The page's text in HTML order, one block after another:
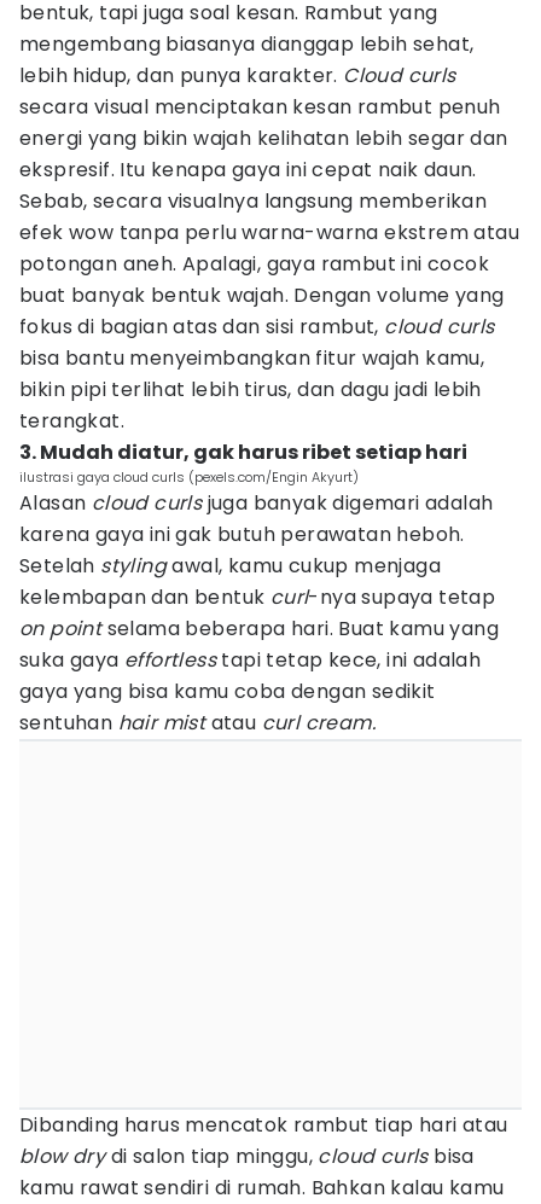
bentuk, tapi juga soal kesan. Rambut yang
mengembang biasanya dianggap lebih sehat,
lebih hidup, dan punya karakter. Cloud curls
secara visual menciptakan kesan rambut penuh
energi yang bikin wajah kelihatan lebih segar dan
ekspresif. Itu kenapa gaya ini cepat naik daun.
Sebab, secara visualnya langsung memberikan
efek wow tanpa perlu warna-warna ekstrem atau
potongan aneh. Apalagi, gaya rambut ini cocok
buat banyak bentuk wajah. Dengan volume yang
fokus di bagian atas dan sisi rambut, cloud curls
bisa bantu menyeimbangkan fitur wajah kamu,
bikin pipi terlihat lebih tirus, dan dagu jadi lebih
terangkat.
3. Mudah diatur, gak harus ribet setiap hari
ilustrasi gaya cloud curls (pexels.com/Engin Akyurt)
Alasan cloud curlsjuga banyak digemari adalah
karena gaya ini gak butuh perawatan heboh.
Setelah stylingawal, kamu cukup menjaga
kelembapan dan bentuk curl-nya supaya tetap
on pointselama beberapa hari. Buat kamu yang
suka gaya effortlesstapi tetap kece, ini adalah
gaya yang bisa kamu coba dengan sedikit
sentuhan hair mistatau curl cream.
Dibanding harus mencatok rambut tiap hari atau
blow drydi salon tiap minggu, cloud curlsbisa
kamu rawat sendiri di rumah. Bahkan kalau kamu